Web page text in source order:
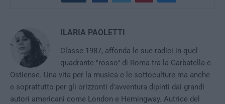
ILARIA PAOLETTI
Classe 1987, affonda le sue radici in quel
quadrante "rosso" di Roma tra la Garbatella e
Ostiense. Una vita per la musica e le sottoculture ma anche
e soprattutto per gli orizzonti d'avventura dipinti dai grandi
autori americani come London e Hemingway. Autrice del